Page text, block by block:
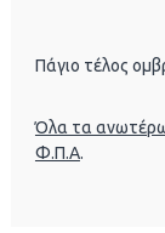
Πάγιο τέλος
Όλα τα ανωτέρω
Φ.Π.Α.